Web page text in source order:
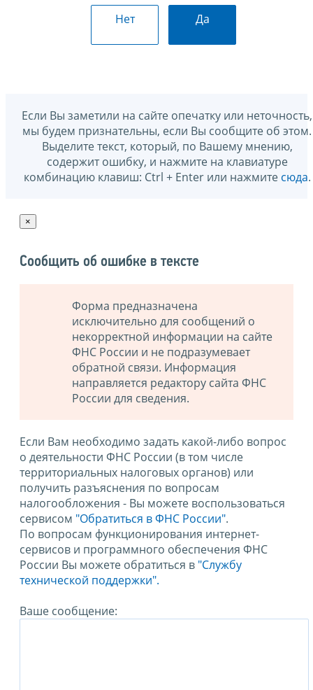
Нет Да
Если Вы заметили на сайте опечатку или неточность,
мы будем признательны, если Вы сообщите об этом.
Выделите текст, который, по Вашему мнению,
содержит ошибку, и нажмите на клавиатуре
комбинацию клавиш: Ctrl + Enter или нажмите сюда.
×
Сообщить об ошибке в тексте
Форма предназначена
исключительно для сообщений о
некорректной информации на сайте
ФНС России и не подразумевает
обратной связи. Информация
направляется редактору сайта ФНС
России для сведения.
Если Вам необходимо задать какой-либо вопрос
о деятельности ФНС России (в том числе
территориальных налоговых органов) или
получить разъяснения по вопросам
налогообложения - Вы можете воспользоваться
сервисом "Обратиться в ФНС России".
По вопросам функционирования интернет-
сервисов и программного обеспечения ФНС
России Вы можете обратиться в "Службу
технической поддержки".
Ваше сообщение: